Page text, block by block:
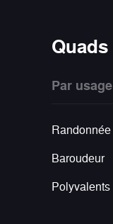
Quads
Par usage
Randonnée
Baroudeur
Polyvalents